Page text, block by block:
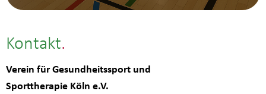
Kontakt
Verein für Gesundheitssport und
Sporttherapie Köln e.V.